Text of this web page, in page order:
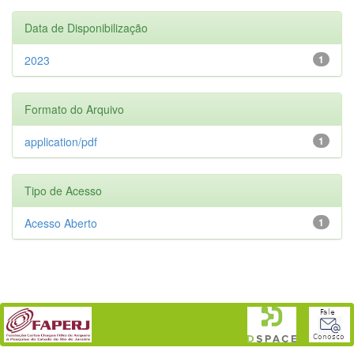
Data de Disponibilização
1
2023
Formato do Arquivo
1
application/pdf
Tipo de Acesso
1
Acesso Aberto